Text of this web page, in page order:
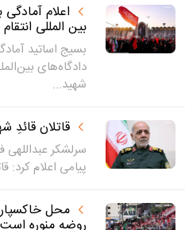
اعلام
بین المللی
بسیج اساتید
دادگاه‌های
شهید...
قاتلان قائدِ
سرلشکر عبداللهی
پیامی اعلام کرد:
محل
روضه منوره است